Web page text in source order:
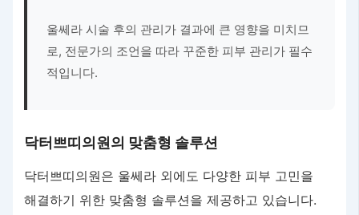
울쎄라 시술 후의 관리가 결과에 큰 영향을 미치므
로, 전문가의 조언을 따라 꾸준한 피부 관리가 필수
적입니다.
닥터쁘띠의원의 맞춤형 솔루션
닥터쁘띠의원은 울쎄라 외에도 다양한 피부 고민을
해결하기 위한 맞춤형 솔루션을 제공하고 있습니다.